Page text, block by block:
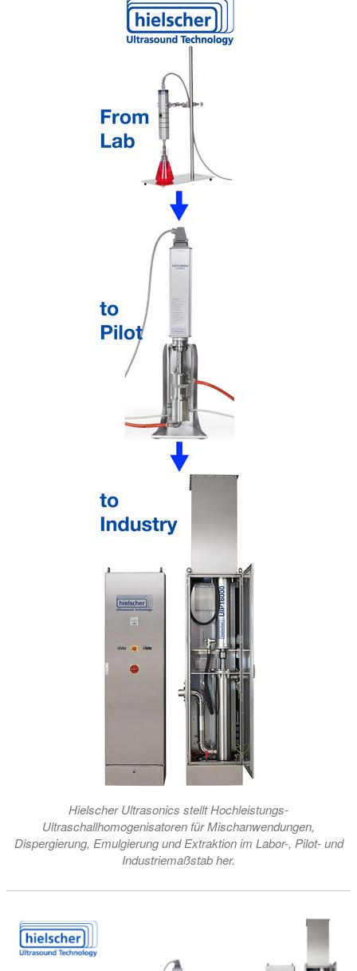
Hielscher Ultrasonics stellt Hochleistungs-
Ultraschallhomogenisatoren für Mischanwendungen,
Dispergierung, Emulgierung und Extraktion im Labor-, Pilot- und
Industriemaßstab her.